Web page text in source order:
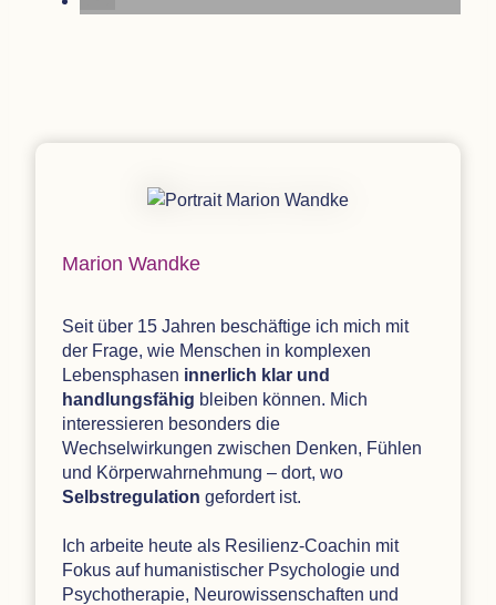
Marion Wandke
Seit über 15 Jahren beschäftige ich mich mit
der Frage, wie Menschen in komplexen
Lebensphasen innerlich klar und
handlungsfähig bleiben können. Mich
interessieren besonders die
Wechselwirkungen zwischen Denken, Fühlen
und Körperwahrnehmung – dort, wo
Selbstregulation gefordert ist.
Ich arbeite heute als Resilienz-Coachin mit
Fokus auf humanistischer Psychologie und
Psychotherapie, Neurowissenschaften und